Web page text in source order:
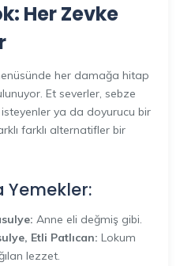
Her Zevke
her damağa hitap
Et severler, sebze
ya da doyurucu bir
farklı alternatifler bir
Yemekler:
Anne eli değmiş gibi.
Etli Patlıcan: Lokum
lezzet.